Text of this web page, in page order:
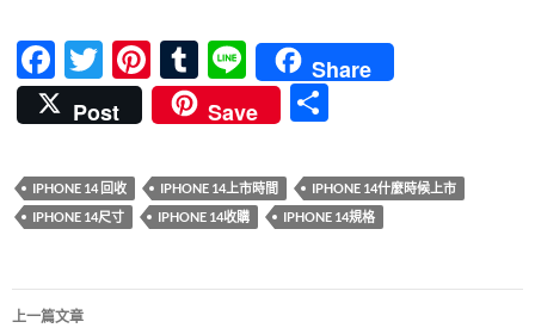
F
ac
e
b
o
k
T
w
itt
er
Pi
nt
er
es
t
T
u
m
bl
r
Li
n
e
Share
Post
Save
IPHONE 14 回收 IPHONE 14上市時間
IPHONE 14什麼時候上市
IPHONE 14尺寸
IPHONE 14收購 IPHONE 14規格
文
上一篇文章